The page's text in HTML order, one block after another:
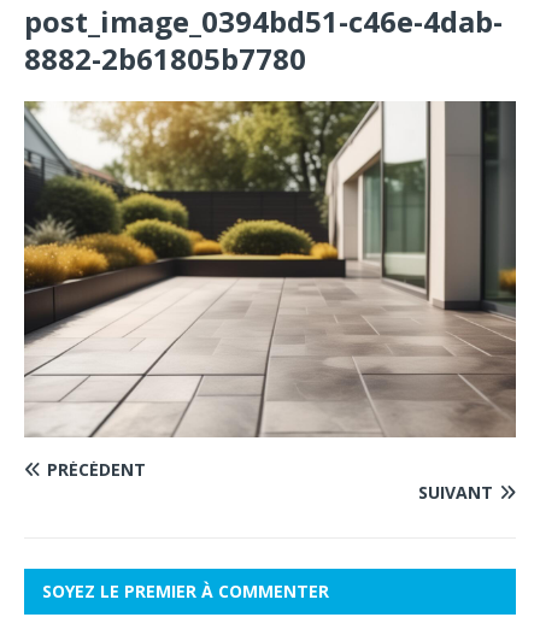
post_image_0394bd51-c46e-4dab-
8882-2b61805b7780
PRÉCÉDENT
SUIVANT
SOYEZ LE PREMIER À COMMENTER